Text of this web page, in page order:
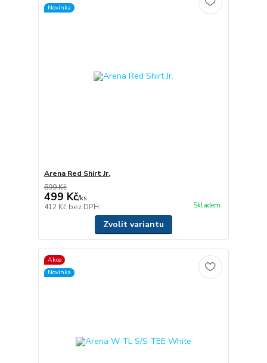
Novinka
Arena Red Shirt Jr.
899 Kč
499 Kč/ks
412 Kč bez DPH Skladem
Zvolit variantu
Akce
Novinka